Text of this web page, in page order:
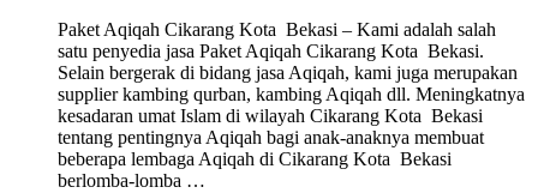
Paket Aqiqah Cikarang Kota Bekasi – Kami adalah salah
satu penyedia jasa Paket Aqiqah Cikarang Kota Bekasi.
Selain bergerak di bidang jasa Aqiqah, kami juga merupakan
supplier kambing qurban, kambing Aqiqah dll. Meningkatnya
kesadaran umat Islam di wilayah Cikarang Kota Bekasi
tentang pentingnya Aqiqah bagi anak-anaknya membuat
beberapa lembaga Aqiqah di Cikarang Kota Bekasi
berlomba-lomba …